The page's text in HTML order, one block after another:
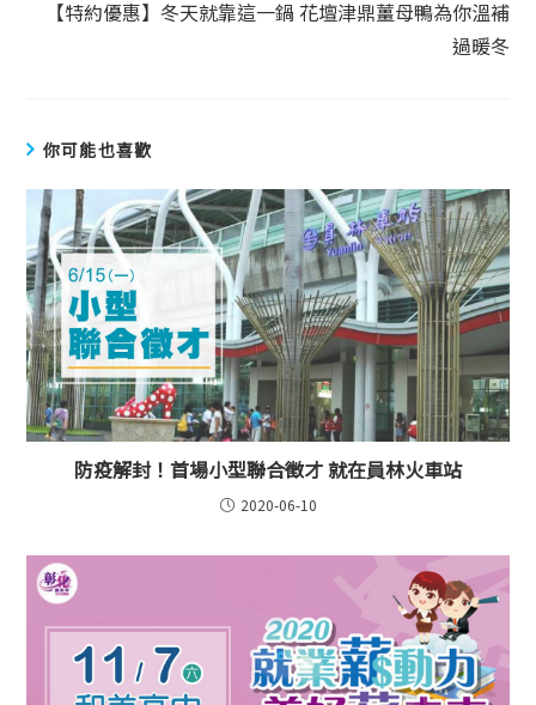
【特約優惠】冬天就靠這一鍋 花壇津鼎薑母鴨為你溫補
過暖冬
你可能也喜歡
防疫解封！首場小型聯合徵才 就在員林火車站
2020-06-10